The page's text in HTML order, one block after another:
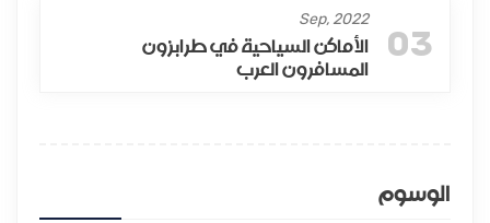
03
Sep, 2022
الأماكن السياحية في طرابزون
المسافرون العرب
الوسوم